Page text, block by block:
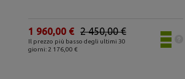
Il prezzo più basso degli ultimi 30
giorni: 2 176,00 €
2 450,00 €
1 960,00 €